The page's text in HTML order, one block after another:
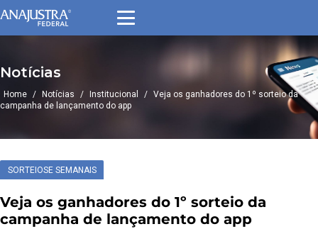
Notícias
Home / Notícias / Institucional / Veja os ganhadores do 1º sorteio da
campanha de lançamento do app
SORTEIOSE SEMANAIS
Veja os ganhadores do 1º sorteio da
campanha de lançamento do app